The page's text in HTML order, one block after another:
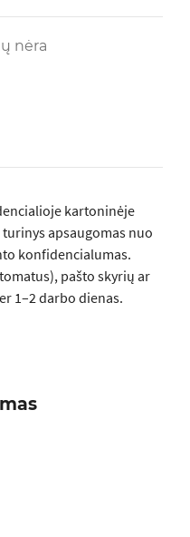
nėra
kartoninėje
apsaugomas nuo
konfidencialumas.
pašto skyrių ar
1–2 darbo dienas.